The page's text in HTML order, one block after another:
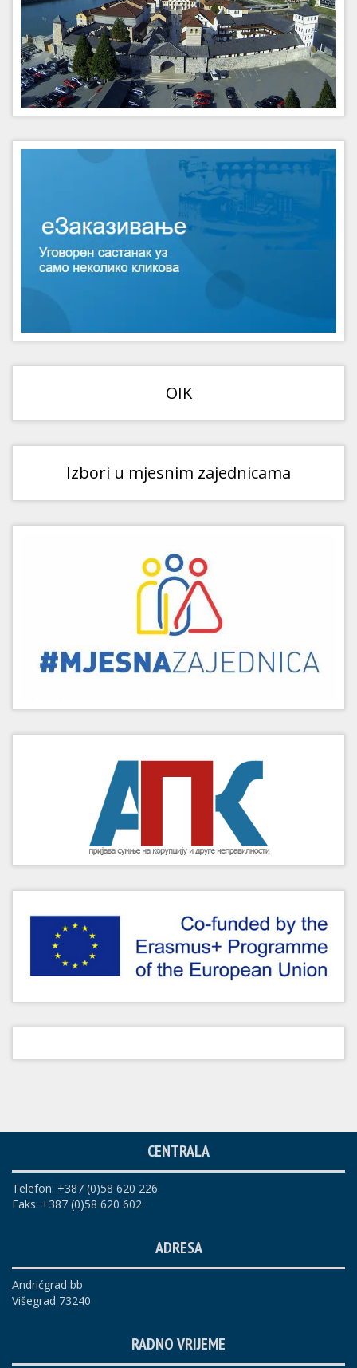
OIK
Izbori u mjesnim zajednicama
CENTRALA
Telefon: +387 (0)58 620 226
Faks: +387 (0)58 620 602
ADRESA
Andrićgrad bb
Višegrad 73240
RADNO VRIJEME